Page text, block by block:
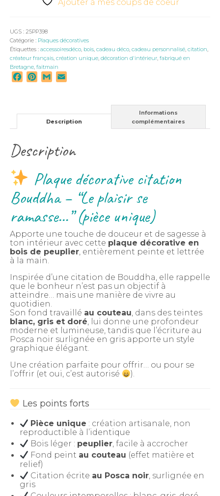
Ajouter à mes coups de coeur
UGS : 25PP398
Catégorie : Plaques décoratives
Étiquettes : accessoiresdéco, bois, cadeau déco, cadeau personnalisé, citation,
créateur français, création unique, décoration d'intérieur, fabriqué en
Bretagne, faitmain
Facebook
Pinterest
Gmail
Description
Informations
complémentaires
Description
Plaque décorative citation
Bouddha – “Le plaisir se
ramasse…” (pièce unique)
Apporte une touche de douceur et de sagesse à
ton intérieur avec cette plaque décorative en
bois de peuplier, entièrement peinte et lettrée
à la main.
Inspirée d’une citation de Bouddha, elle rappelle
que le bonheur n’est pas un objectif à
atteindre… mais une manière de vivre au
quotidien.
Son fond travaillé au couteau, dans des teintes
blanc, gris et doré, lui donne une profondeur
moderne et lumineuse, tandis que l’écriture au
Posca noir surlignée en gris apporte un style
graphique élégant.
Une création parfaite pour offrir… ou pour se
l’offrir (et oui, c’est autorisé
).
Les points forts
Pièce unique : création artisanale, non
reproductible à l’identique
Bois léger : peuplier, facile à accrocher
Fond peint au couteau (effet matière et
relief)
Citation écrite au Posca noir, surlignée en
gris